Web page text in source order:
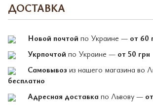
ДОСТАВКА
Новой почтой по Украине — от 60
Укрпочтой по Украине — от 50 грн
Самовывоз из нашего магазина во
бесплатно
Адресная доставка по Львову —